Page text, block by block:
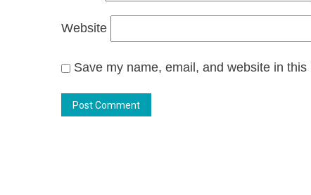
Website
Save my name, email, and website in